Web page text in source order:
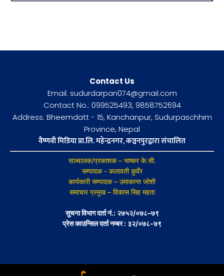
Contact Us
Email: sudurdarpan074@gmail.com
Contact No.: 099525493, 9858752694
Address: Bheemdatt - 15, Kanchanpur, Sudurpaschhim
Province, Nepal
वैष्णवी मिडिया प्रा.लि. महेन्द्रनगर, कञ्चनपुरद्वारा संचालित
सञ्चालक/प्रकाशक – भाष्कर के.सी.
सम्पादक - कलावती कुवँर
कार्यकारी सम्पादक – उमाकान्त जोशी
समाचार प्रमुख – विकास सिह महता
सुचना विभाग दर्ता नं.: २७५२/०७८–७९
प्रेस काउन्सिल दर्ता नम्बर : ३२/०७८-७९